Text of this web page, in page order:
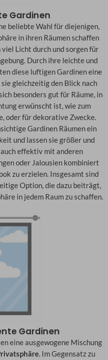
Gardinen
beliebte Wahl für diejenigen,
in ihren Räumen schaffen
Licht durch und sorgen für
Durch ihre leichte und
diese luftigen Gardinen eine
sie gleichzeitig den Blick nach
besonders gut für Räume, in
erwünscht ist, wie zum
oder für dekorative Zwecke.
Gardinen Räumen ein
und lassen sie größer und
effektiv mit anderen
oder Jalousien kombiniert
zu erzielen. Insgesamt sind
Option, die dazu beiträgt,
in jedem Raum zu schaffen.
Gardinen
eine ausgewogene Mischung
. Im Gegensatz zu